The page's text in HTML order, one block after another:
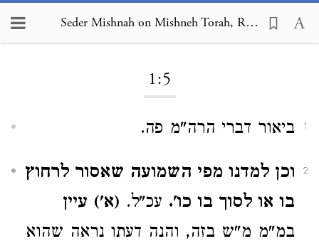
Seder Mishnah on Mishneh Torah, Rest on the Tenth of Tishrei 1:5
1:5
1 ביאור דברי הרה"מ פה.
2
וכן למדנו מפי השמועה שאסור לרחוץ
בו או לסוך בו כו'. עכ"ל. (א') עיין
במ"מ מ"ש בזה, והנה דעתו נראה שהוא